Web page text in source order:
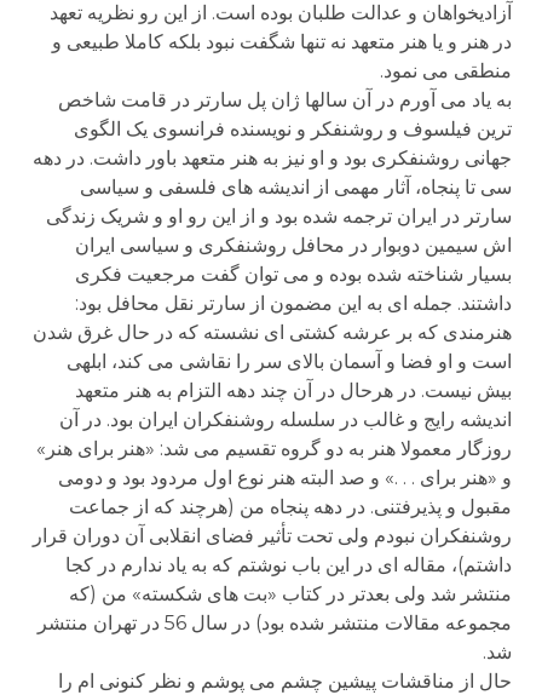
آزادیخواهان و عدالت طلبان بوده است. از این رو نظریه تعهد
در هنر و یا هنر متعهد نه تنها شگفت نبود بلکه کاملا طبیعی و
منطقی می نمود.
به یاد می آورم در آن سالها ژان پل سارتر در قامت شاخص
ترین فیلسوف و روشنفکر و نویسنده فرانسوی یک الگوی
جهانی روشنفکری بود و او نیز به هنر متعهد باور داشت. در دهه
سی تا پنجاه، آثار مهمی از اندیشه های فلسفی و سیاسی
سارتر در ایران ترجمه شده بود و از این رو او و شریک زندگی
اش سیمین دوبوار در محافل روشنفکری و سیاسی ایران
بسیار شناخته شده بوده و می توان گفت مرجعیت فکری
داشتند. جمله ای به این مضمون از سارتر نقل محافل بود:
هنرمندی که بر عرشه کشتی ای نشسته که در حال غرق شدن
است و او فضا و آسمان بالای سر را نقاشی می کند، ابلهی
بیش نیست. در هرحال در آن چند دهه التزام به هنر متعهد
اندیشه رایج و غالب در سلسله روشنفکران ایران بود. در آن
روزگار معمولا هنر به دو گروه تقسیم می شد: «هنر برای هنر»
و «هنر برای . . .» و صد البته هنر نوع اول مردود بود و دومی
مقبول و پذیرفتنی. در دهه پنجاه من (هرچند که از جماعت
روشنفکران نبودم ولی تحت تأثیر فضای انقلابی آن دوران قرار
داشتم)، مقاله ای در این باب نوشتم که به یاد ندارم در کجا
منتشر شد ولی بعدتر در کتاب «بت های شکسته» من (که
مجموعه مقالات منتشر شده بود) در سال 56 در تهران منتشر
شد.
حال از مناقشات پیشین چشم می پوشم و نظر کنونی ام را